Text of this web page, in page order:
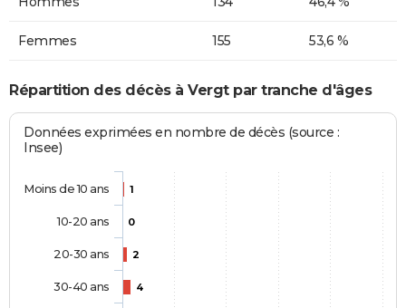
Femmes 155 53,6 %
Répartition des décès à Vergt par tranche d'âges
Données exprimées en nombre de décès (source :
Insee)
1
0
2
4
Moins de 10 ans
10-20 ans
20-30 ans
30-40 ans